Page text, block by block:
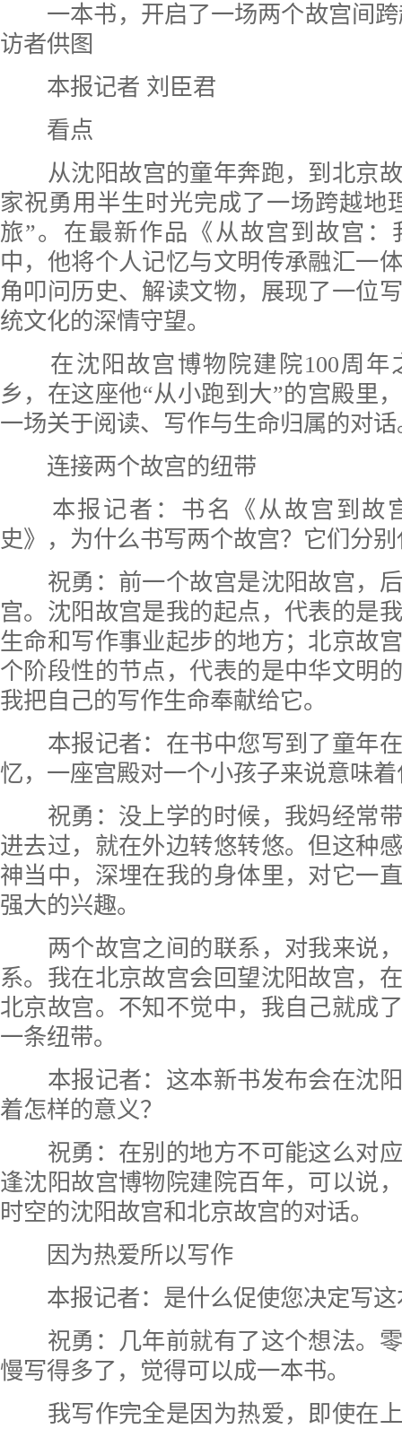
一本书，开启了一场两个故宫间跨
访者供图
本报记者 刘臣君
看点
从沈阳故宫的童年奔跑，到北京
家祝勇用半生时光完成了一场跨越地
旅”。在最新作品《从故宫到故宫：
中，他将个人记忆与文明传承融汇一
角叩问历史、解读文物，展现了一位
统文化的深情守望。
在沈阳故宫博物院建院100周年
乡，在这座他“从小跑到大”的宫殿里
一场关于阅读、写作与生命归属的对话
连接两个故宫的纽带
本报记者： 书名《从故宫到故
史》，为什么书写两个故宫？它们分
祝勇：前一个故宫是沈阳故宫，后
宫。沈阳故宫是我的起点，代表的是
生命和写作事业起步的地方；北京故
个阶段性的节点，代表的是中华文明
我把自己的写作生命奉献给它。
本报记者： 在书中您写到了童年
忆，一座宫殿对一个小孩子来说意味
祝勇：没上学的时候，我妈经常带
进去过，就在外边转悠转悠。但这种
神当中，深埋在我的身体里，对它一
强大的兴趣。
两个故宫之间的联系，对我来说，
系。我在北京故宫会回望沈阳故宫，
北京故宫。不知不觉中，我自己就成
一条纽带。
本报记者： 这本新书发布会在沈
着怎样的意义？
祝勇：在别的地方不可能这么对应
逢沈阳故宫博物院建院百年，可以说
时空的沈阳故宫和北京故宫的对话。
因为热爱所以写作
本报记者： 是什么促使您决定写
祝勇：几年前就有了这个想法。零
慢写得多了，觉得可以成一本书。
我写作完全是因为热爱，即使在上